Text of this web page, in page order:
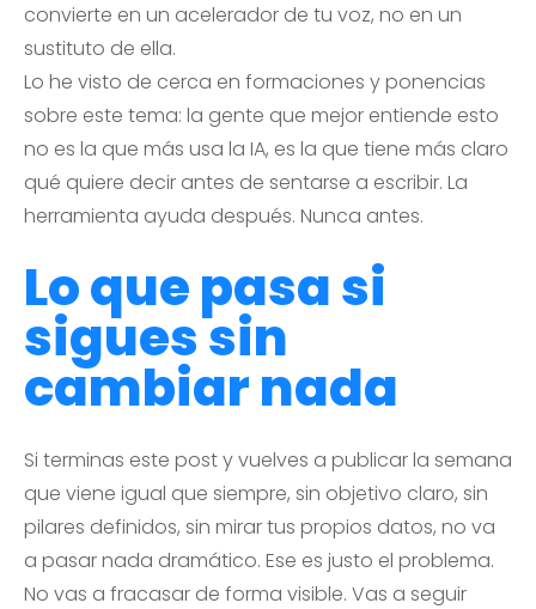
convierte en un acelerador de tu voz, no en un
sustituto de ella.
Lo he visto de cerca en formaciones y ponencias
sobre este tema: la gente que mejor entiende esto
no es la que más usa la IA, es la que tiene más claro
qué quiere decir antes de sentarse a escribir. La
herramienta ayuda después. Nunca antes.
Lo que pasa si
sigues sin
cambiar nada
Si terminas este post y vuelves a publicar la semana
que viene igual que siempre, sin objetivo claro, sin
pilares definidos, sin mirar tus propios datos, no va
a pasar nada dramático. Ese es justo el problema.
No vas a fracasar de forma visible. Vas a seguir